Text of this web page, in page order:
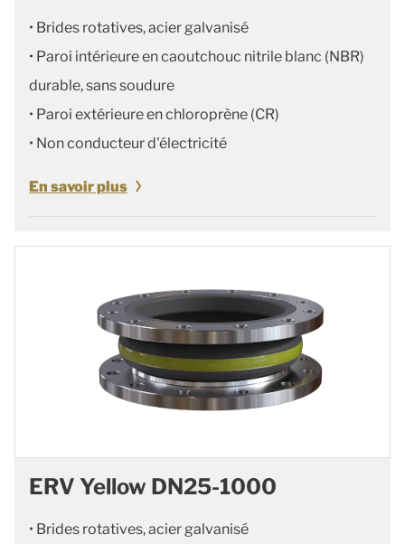
• Brides rotatives, acier galvanisé
• Paroi intérieure en caoutchouc nitrile blanc (NBR)
durable, sans soudure
• Paroi extérieure en chloroprène (CR)
• Non conducteur d'électricité
En savoir plus
ERV Yellow DN25-1000
• Brides rotatives, acier galvanisé